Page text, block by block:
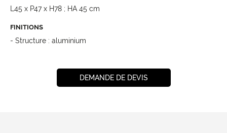
L45 x P47 x H78 ; HA 45 cm
FINITIONS
- Structure : aluminium
DEMANDE DE DEVIS